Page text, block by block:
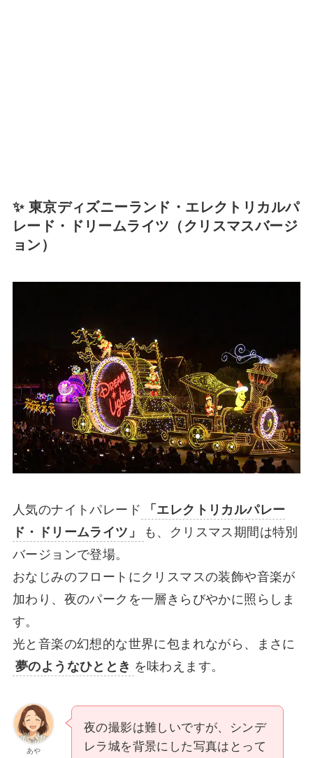
✨ 東京ディズニーランド・エレクトリカルパ
レード・ドリームライツ（クリスマスバージ
ョン）
人気のナイトパレード
「エレクトリカルパレー
ド・ドリームライツ」
も、クリスマス期間は特別
バージョンで登場。
おなじみのフロートにクリスマスの装飾や音楽が
加わり、夜のパークを一層きらびやかに照らしま
す。
光と音楽の幻想的な世界に包まれながら、まさに
夢のようなひととき を味わえます。
あや
夜の撮影は難しいですが、シンデ
レラ城を背景にした写真はとって